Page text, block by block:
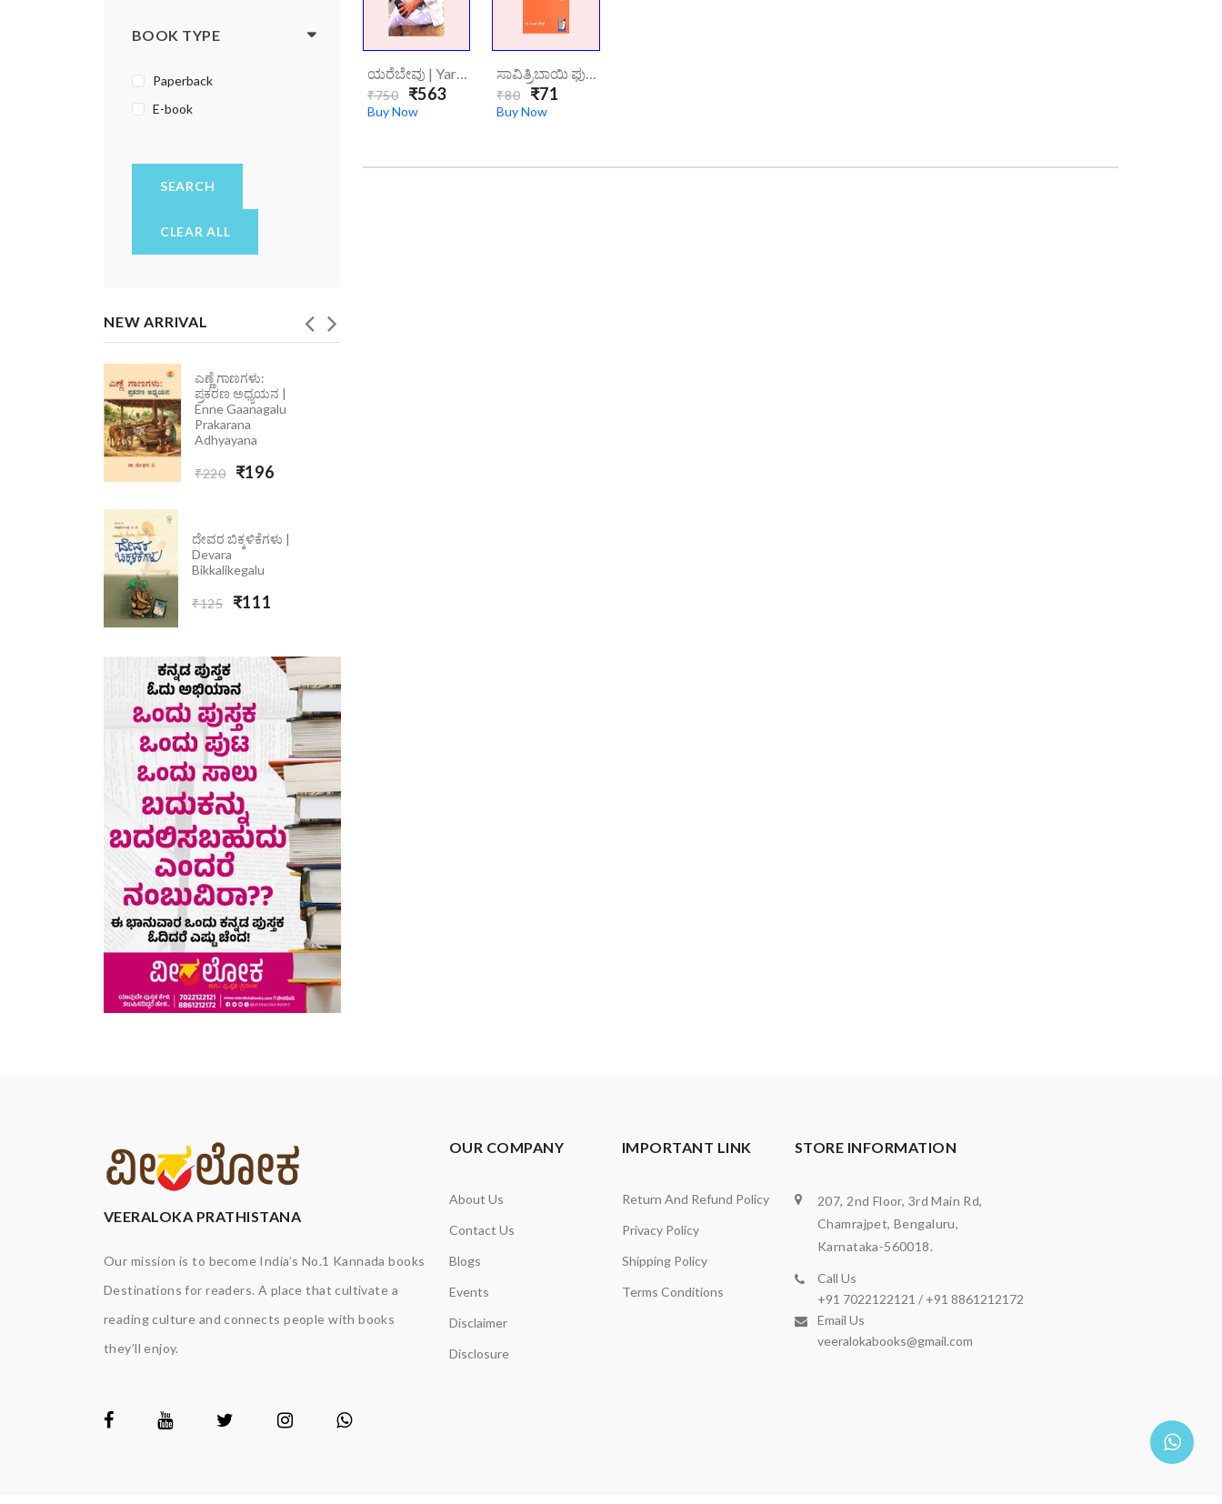
BOOK TYPE
Paperback
E-book
SEARCH
CLEAR ALL
NEW ARRIVAL
ಎಣ್ಣೆ ಗಾಣಗಳು:
ಪ್ರಕರಣ ಅಧ್ಯಯನ |
Enne Gaanagalu
Prakarana
Adhyayana
₹220₹196
ದೇವರ ಬಿಕ್ಕಳಿಕೆಗಳು |
Devara
Bikkalikegalu
₹125₹111
ಯರೆಬೇವು | Yarebevu
₹750 ₹563
Buy Now
ಸಾವಿತ್ರಿಬಾಯಿ ಫುಲೆ | Savitribayi Phule
₹80 ₹71
Buy Now
VEERALOKA PRATHISTANA
Our mission is to become India’s No.1 Kannada books
Destinations for readers. A place that cultivate a
reading culture and connects people with books
they’ll enjoy.
OUR COMPANY
About Us
Contact Us
Blogs
Events
Disclaimer
Disclosure
IMPORTANT LINK
Return And Refund Policy
Privacy Policy
Shipping Policy
Terms Conditions
STORE INFORMATION
207, 2nd Floor, 3rd Main Rd,
Chamrajpet, Bengaluru,
Karnataka-560018.
Call Us
+91 7022122121 / +91 8861212172
Email Us
veeralokabooks@gmail.com